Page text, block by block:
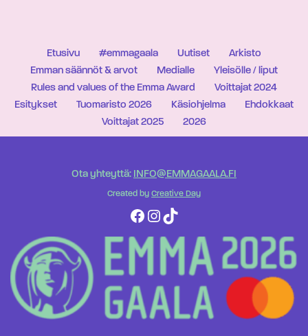
Etusivu #emmagaala Uutiset
Arkisto
Emman säännöt & arvot
Medialle
Yleisölle / liput
Rules and values of the Emma Award
Voittajat 2024
Esitykset
Tuomaristo 2026 Käsiohjelma
Ehdokkaat
Voittajat 2025
2026
Ota yhteyttä: INFO@EMMAGAALA.FI
Created by Creative Day